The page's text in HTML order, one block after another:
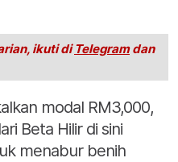
ikuti di Telegramdan
modal RM3,000,
Beta Hilir di sini
menabur benih